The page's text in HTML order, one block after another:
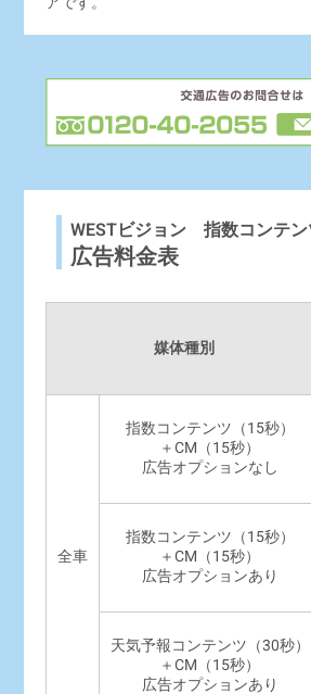
WESTビジョン 指数コンテン
広告料金表
媒体種別
全車
指数コンテンツ（15秒）
＋CM（15秒）
広告オプションなし
指数コンテンツ（15秒）
＋CM（15秒）
広告オプションあり
天気予報コンテンツ（30秒）
＋CM（15秒）
広告オプションあり